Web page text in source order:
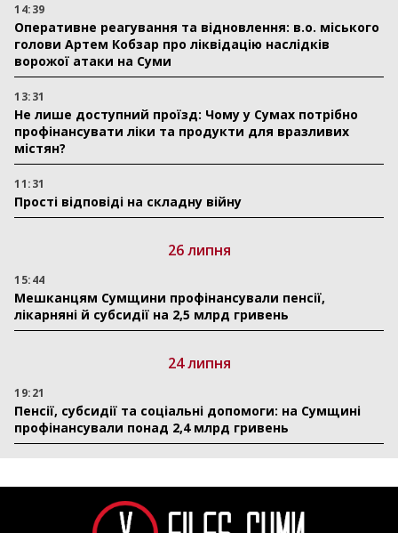
14:39
Оперативне реагування та відновлення: в.о. міського
голови Артем Кобзар про ліквідацію наслідків
ворожої атаки на Суми
13:31
Не лише доступний проїзд: Чому у Сумах потрібно
профінансувати ліки та продукти для вразливих
містян?
11:31
Прості відповіді на складну війну
26 липня
15:44
Мешканцям Сумщини профінансували пенсії,
лікарняні й субсидії на 2,5 млрд гривень
24 липня
19:21
Пенсії, субсидії та соціальні допомоги: на Сумщині
профінансували понад 2,4 млрд гривень